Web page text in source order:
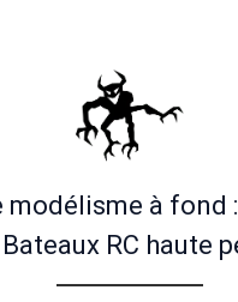
modélisme à fond
RC haute